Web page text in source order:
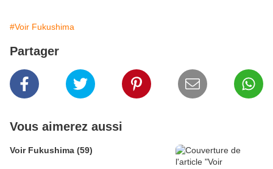
#Voir Fukushima
Partager
Vous aimerez aussi
Voir Fukushima (59)